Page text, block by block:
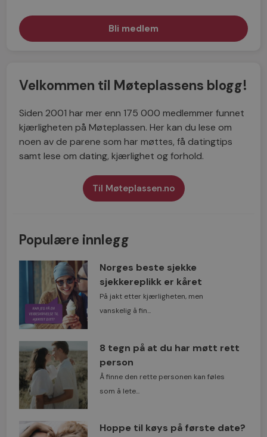
Velkommen til Møteplassens blogg!
Siden 2001 har mer enn 175 000 medlemmer funnet
kjærligheten på Møteplassen. Her kan du lese om
noen av de parene som har møttes, få datingtips
samt lese om dating, kjærlighet og forhold.
Til Møteplassen.no
Populære innlegg
Norges beste sjekke
sjekkereplikk er kåret
På jakt etter kjærligheten, men
vanskelig å fin...
8 tegn på at du har møtt rett
person
Å finne den rette personen kan føles
som å lete...
Hoppe til køys på første date?